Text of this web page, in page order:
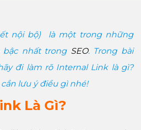
nội bộ) là một trong những
nhất trong SEO. Trong bài
đi làm rõ Internal Link là gì?
lưu ý điều gì nhé!
Là Gì?